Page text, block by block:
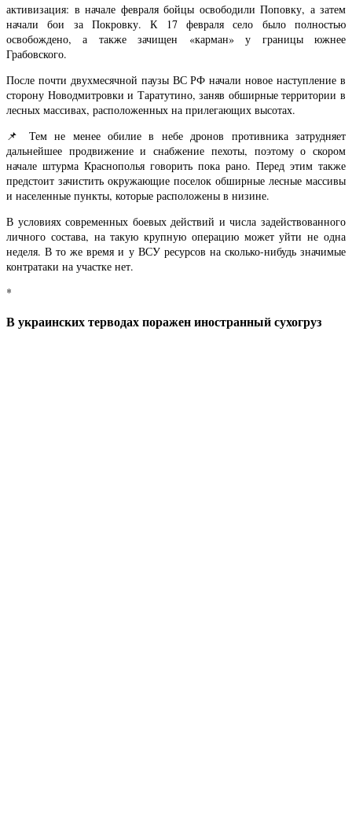
активизация: в начале февраля бойцы освободили Поповку, а затем
начали бои за Покровку. К 17 февраля село было полностью
освобождено, а также зачищен «карман» у границы южнее
Грабовского.
После почти двухмесячной паузы ВС РФ начали новое наступление в
сторону Новодмитровки и Таратутино, заняв обширные территории в
лесных массивах, расположенных на прилегающих высотах.
📌 Тем не менее обилие в небе дронов противника затрудняет
дальнейшее продвижение и снабжение пехоты, поэтому о скором
начале штурма Краснополья говорить пока рано. Перед этим также
предстоит зачистить окружающие поселок обширные лесные массивы
и населенные пункты, которые расположены в низине.
В условиях современных боевых действий и числа задействованного
личного состава, на такую крупную операцию может уйти не одна
неделя. В то же время и у ВСУ ресурсов на сколько-нибудь значимые
контратаки на участке нет.
*
В украинских терводах поражен иностранный сухогруз